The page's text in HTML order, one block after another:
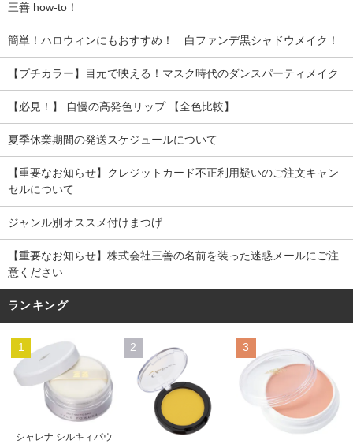
三善 how-to！
簡単！ハロウィンにもおすすめ！ 白ファンデ黒シャドウメイク！
【プチカラー】目元で映える！マスク時代のダンスパーティメイク
【必見！】 自慢の高発色リップ 【全色比較】
夏季休業期間の発送スケジュールについて
【重要なお知らせ】クレジットカード不正利用疑いのご注文キャン
セルについて
ジャンル別オススメ付けまつげ
【重要なお知らせ】株式会社三善の名前を装った迷惑メールにご注
意ください
ランキング
1
シャレナ シルキィパウ
2 3